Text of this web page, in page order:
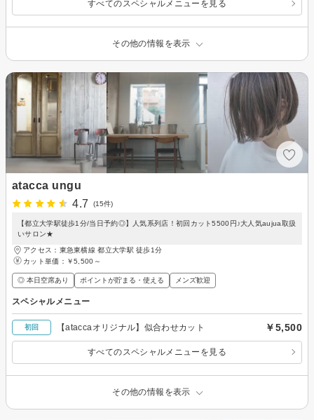
すべてのスペシャルメニューを見る
その他の情報を表示
atacca ungu
4.7
(15件)
【都立大学駅徒歩1分/当日予約◎】人気系列店！初回カット5500円♪大人気aujua取扱
いサロン★
アクセス：東急東横線 都立大学駅 徒歩1分
カット単価： ￥5,500～
◎ 本日空席あり ポイントが貯まる・使える メンズ歓迎
スペシャルメニュー
初回 【ataccaオリジナル】似合わせカット ￥5,500
すべてのスペシャルメニューを見る
その他の情報を表示